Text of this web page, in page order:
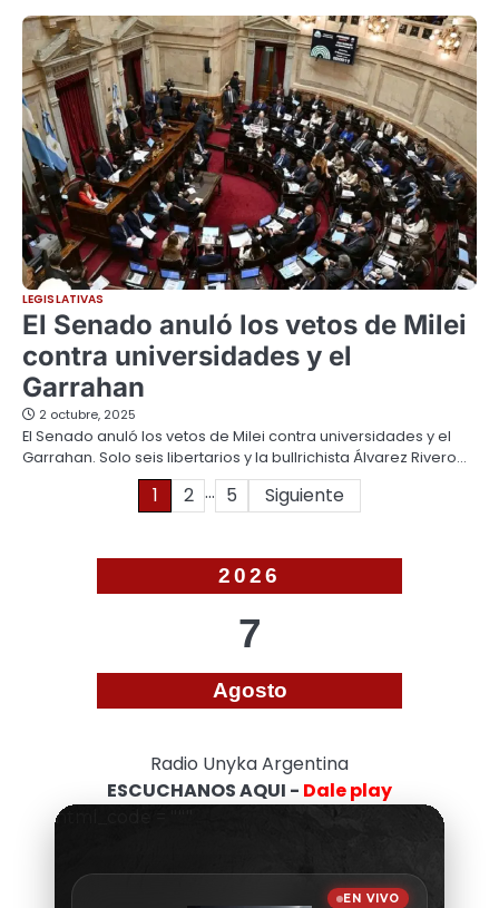
LEGISLATIVAS
El Senado anuló los vetos de Milei
contra universidades y el
Garrahan
2 octubre, 2025
El Senado anuló los vetos de Milei contra universidades y el
Garrahan. Solo seis libertarios y la bullrichista Álvarez Rivero…
Paginación1 2 … 5 Siguiente
2026
7
Agosto
Radio Unyka Argentina
ESCUCHANOS AQUI - Dale play